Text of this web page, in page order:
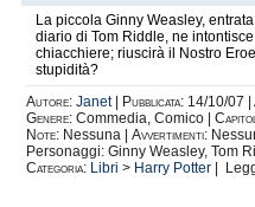
La piccola Ginny Weasley,
diario di Tom Riddle, ne
chiacchiere; riuscirà il Nostro
stupidità?
Autore: Janet| Pubblicata: 14/10/07 |
Genere: Commedia, Comico |
Note: Nessuna | Avvertimenti:
Personaggi: Ginny Weasley, Tom
Categoria: Libri > Harry Potter |